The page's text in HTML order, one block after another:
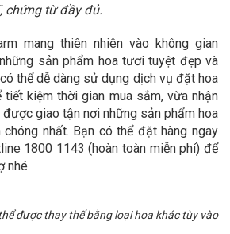
chứng từ đầy đủ.
mang thiên nhiên vào không gian
sản phẩm hoa tươi tuyệt đẹp và
thể dễ dàng sử dụng dịch vụ đặt hoa
kiệm thời gian mua sắm, vừa nhận
giao tận nơi những sản phẩm hoa
nhất. Bạn có thể đặt hàng ngay
1800 1143 (hoàn toàn miễn phí) để
nhé.
được thay thế bằng loại hoa khác tùy vào